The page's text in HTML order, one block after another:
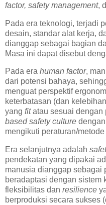
factor, safety management,
Pada era teknologi, terjadi
desain, standar alat kerja,
dianggap sebagai bagian
Masa ini dapat disebut
Pada era human factor,
dari potensi bahaya,
menguat perspektif
keterbatasan (dan
yang fitatau sesuai dengan
based safety culture
mengikuti peraturan/
Era selanjutnya adalah
pendekatan yang dipakai
manusia dianggap sebagai
beradaptasi dengan sistem
fleksibilitas dan resilience
berproduksi secara sukses